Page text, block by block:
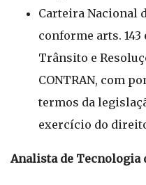
Carteira Nacional
conforme arts. 143
Trânsito e
CONTRAN, com
termos da
exercício do
Analista de Tecnologia